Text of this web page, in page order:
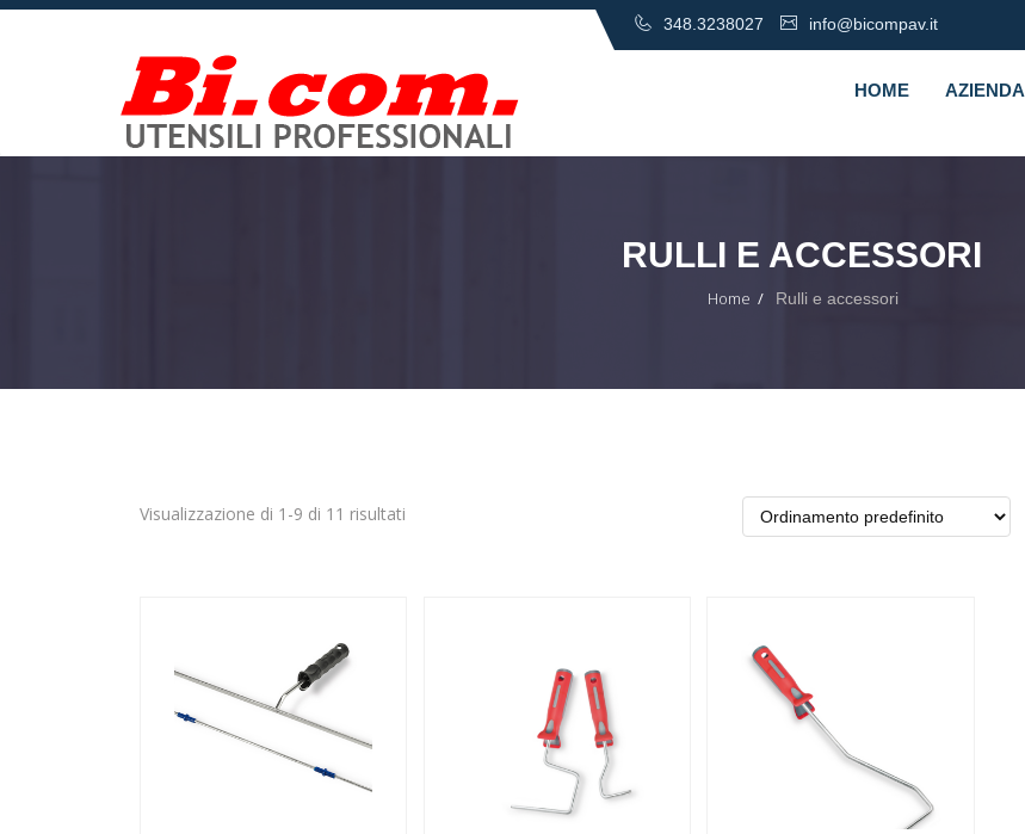
348.3238027 info@bicompav.it
HOME AZIENDA
RULLI E ACCESSORI
Home Rulli e accessori
Visualizzazione di 1-9 di 11 risultati